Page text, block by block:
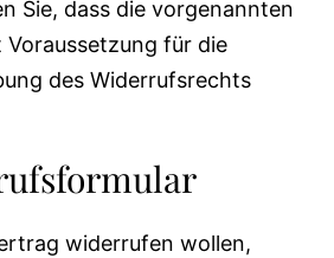
Sie, dass die vorgenannten
für die
des Widerrufsrechts
widerrufen wollen,